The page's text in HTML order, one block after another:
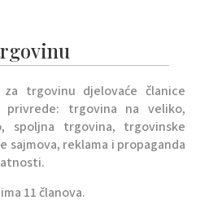
trgovinu djelovaće članice
privrede: trgovina na veliko,
spoljna trgovina, trgovinske
sajmova, reklama i propaganda
11 članova.